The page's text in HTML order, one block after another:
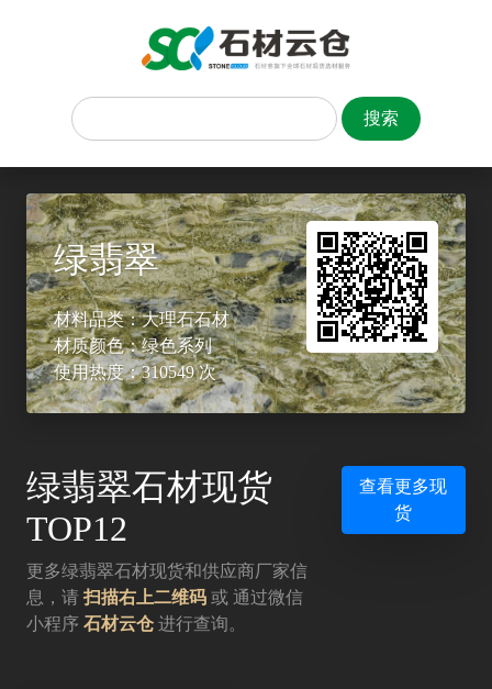
绿翡翠
材料品类：大理石石材
材质颜色：绿色系列
使用热度：310549 次
绿翡翠石材现货
TOP12
更多绿翡翠石材现货和供应商厂家信
息，请 扫描右上二维码 或 通过微信
小程序 石材云仓 进行查询。
查看更多现
货